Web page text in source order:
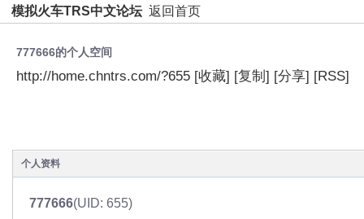
模拟火车TRS中文论坛 返回首页
777666的个人空间
http://home.chntrs.com/?655 [收藏] [复制] [分享] [RSS]
个人资料
777666(UID: 655)